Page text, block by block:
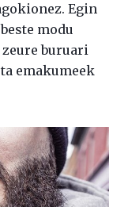
Egin
modu
zeure buruari
emakumeek